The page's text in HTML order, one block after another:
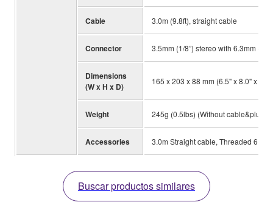
Cable 3.0m (9.8ft), straight cable
Connector 3.5mm (1/8”) stereo with 6.3mm (1/
Dimensions
(W x H x D)
165 x 203 x 88 mm (6.5" x 8.0" x
Weight 245g (0.5lbs) (Without cable&plug)
Accessories 3.0m Straight cable, Threaded
Buscar productos similares